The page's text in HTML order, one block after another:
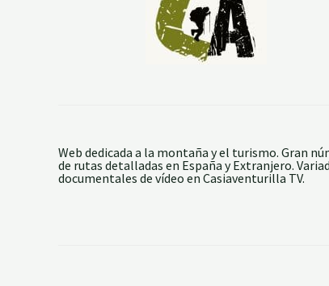
Web dedicada a la montaña y el turismo. Gran
de rutas detalladas en España y Extranjero.
documentales de vídeo en Casiaventurilla TV.